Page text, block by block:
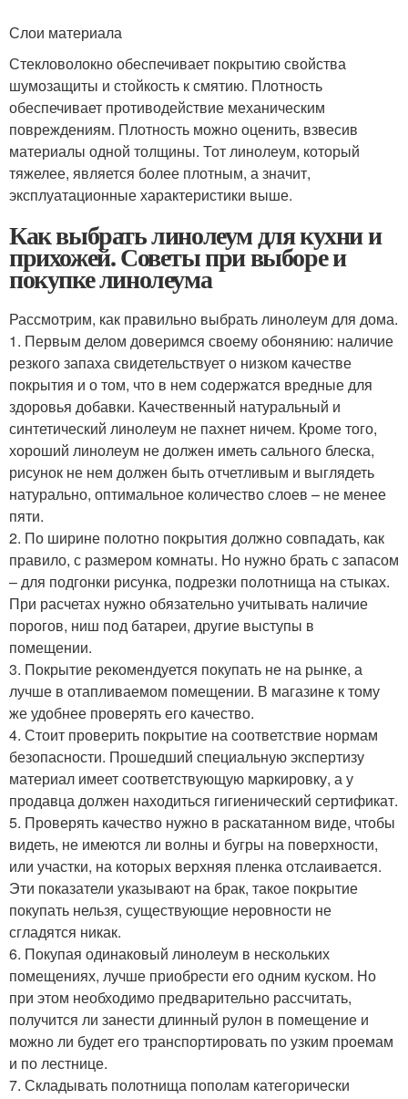
Слои материала
Стекловолокно обеспечивает покрытию свойства
шумозащиты и стойкость к смятию. Плотность
обеспечивает противодействие механическим
повреждениям. Плотность можно оценить, взвесив
материалы одной толщины. Тот линолеум, который
тяжелее, является более плотным, а значит,
эксплуатационные характеристики выше.
Как выбрать линолеум для кухни и
прихожей. Советы при выборе и
покупке линолеума
Рассмотрим, как правильно выбрать линолеум для дома.
1. Первым делом доверимся своему обонянию: наличие
резкого запаха свидетельствует о низком качестве
покрытия и о том, что в нем содержатся вредные для
здоровья добавки. Качественный натуральный и
синтетический линолеум не пахнет ничем. Кроме того,
хороший линолеум не должен иметь сального блеска,
рисунок не нем должен быть отчетливым и выглядеть
натурально, оптимальное количество слоев – не менее
пяти.
2. По ширине полотно покрытия должно совпадать, как
правило, с размером комнаты. Но нужно брать с запасом
– для подгонки рисунка, подрезки полотнища на стыках.
При расчетах нужно обязательно учитывать наличие
порогов, ниш под батареи, другие выступы в
помещении.
3. Покрытие рекомендуется покупать не на рынке, а
лучше в отапливаемом помещении. В магазине к тому
же удобнее проверять его качество.
4. Стоит проверить покрытие на соответствие нормам
безопасности. Прошедший специальную экспертизу
материал имеет соответствующую маркировку, а у
продавца должен находиться гигиенический сертификат.
5. Проверять качество нужно в раскатанном виде, чтобы
видеть, не имеются ли волны и бугры на поверхности,
или участки, на которых верхняя пленка отслаивается.
Эти показатели указывают на брак, такое покрытие
покупать нельзя, существующие неровности не
сгладятся никак.
6. Покупая одинаковый линолеум в нескольких
помещениях, лучше приобрести его одним куском. Но
при этом необходимо предварительно рассчитать,
получится ли занести длинный рулон в помещение и
можно ли будет его транспортировать по узким проемам
и по лестнице.
7. Складывать полотнища пополам категорически